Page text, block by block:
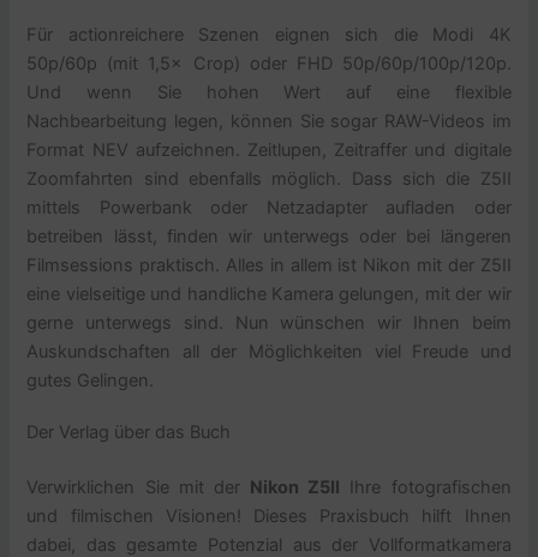
Für actionreichere Szenen eignen sich die Modi 4K
50p/60p (mit 1,5× Crop) oder FHD 50p/60p/100p/120p.
Und wenn Sie hohen Wert auf eine flexible
Nachbearbeitung legen, können Sie sogar RAW-Videos im
Format NEV aufzeichnen. Zeitlupen, Zeitraffer und digitale
Zoomfahrten sind ebenfalls möglich. Dass sich die Z5II
mittels Powerbank oder Netzadapter aufladen oder
betreiben lässt, finden wir unterwegs oder bei längeren
Filmsessions praktisch. Alles in allem ist Nikon mit der Z5II
eine vielseitige und handliche Kamera gelungen, mit der wir
gerne unterwegs sind. Nun wünschen wir Ihnen beim
Auskundschaften all der Möglichkeiten viel Freude und
gutes Gelingen.
Der Verlag über das Buch
Verwirklichen Sie mit der Nikon Z5II Ihre fotografischen
und filmischen Visionen! Dieses Praxisbuch hilft Ihnen
dabei, das gesamte Potenzial aus der Vollformatkamera